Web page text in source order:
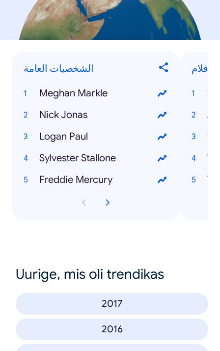
الشخصيات العامة
Meghan Markle
Nick Jonas
Logan Paul
Sylvester Stallone
Freddie Mercury
الأفلام
Uurige, mis oli trendikas
2017
2016